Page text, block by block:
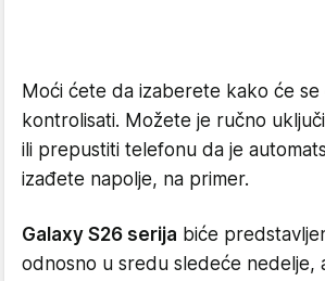
Moći ćete da izaberete kako će se
kontrolisati. Možete je ručno
ili prepustiti telefonu da je
izađete napolje, na primer.
Galaxy S26 serija biće
odnosno u sredu sledeće nedelje,